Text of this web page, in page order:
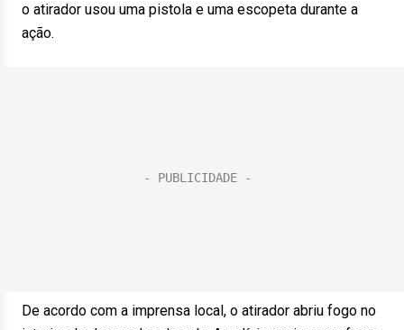
o atirador usou uma pistola e uma escopeta durante a
ação.
De acordo com a imprensa local, o atirador abriu fogo no